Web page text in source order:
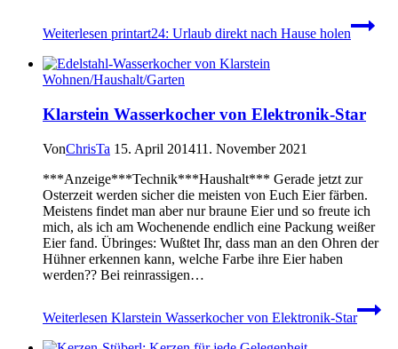
Weiterlesen printart24: Urlaub direkt nach Hause holen
Wohnen/Haushalt/Garten
Klarstein Wasserkocher von Elektronik-Star
VonChrisTa 15. April 201411. November 2021
***Anzeige***Technik***Haushalt*** Gerade jetzt zur
Osterzeit werden sicher die meisten von Euch Eier färben.
Meistens findet man aber nur braune Eier und so freute ich
mich, als ich am Wochenende endlich eine Packung weißer
Eier fand. Übringes: Wußtet Ihr, dass man an den Ohren der
Hühner erkennen kann, welche Farbe ihre Eier haben
werden?? Bei reinrassigen…
Weiterlesen Klarstein Wasserkocher von Elektronik-Star